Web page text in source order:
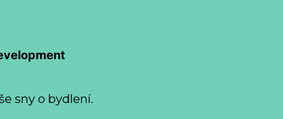
sny o bydlení.